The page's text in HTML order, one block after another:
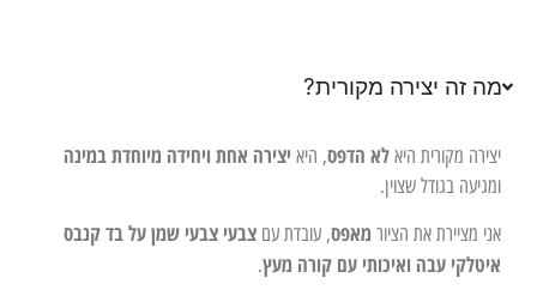
מה זה יצירה מקורית?
יצירה מקורית היא לא הדפס, היא יצירה אחת ויחידה מיוחדת במינה
ומגיעה בגודל שצוין.
אני מציירת את הציור מאפס, עובדת עם צבעי צבעי שמן על בד קנבס
איטלקי עבה ואיכותי עם קורה מעץ.